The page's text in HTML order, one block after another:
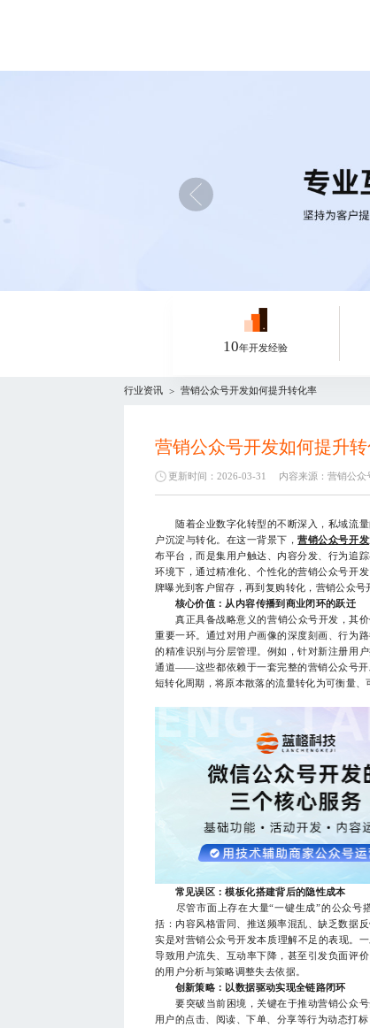
10年开发经验
行业资讯 > 营销公众号开发如何提升转化率
营销公众号开发如何提升
更新时间：2026-03-31 内容来源： 营销公众
随着企业数字化转型的不断深入，私域流量
户沉淀与转化。在这一背景下，营销公众号开发
布平台，而是集用户触达、内容分发、行为追
环境下，通过精准化、个性化的营销公众号开
牌曝光到客户留存，再到复购转化，营销公众号
核心价值：从内容传播到商业闭环的跃迁
真正具备战略意义的营销公众号开发，其价
重要一环。通过对用户画像的深度刻画、行为
的精准识别与分层管理。例如，针对新注册用
通道——这些都依赖于一套完整的营销公众号开
短转化周期，将原本散落的流量转化为可衡量、
常见误区：模板化搭建背后的隐性成本
尽管市面上存在大量“一键生成”的公众号
括：内容风格雷同、推送频率混乱、缺乏数据
实是对营销公众号开发本质理解不足的表现。
导致用户流失、互动率下降，甚至引发负面评
的用户分析与策略调整失去依据。
创新策略：以数据驱动实现全链路闭环
要突破当前困境，关键在于推动营销公众号
用户的点击、阅读、下单、分享等行为动态打